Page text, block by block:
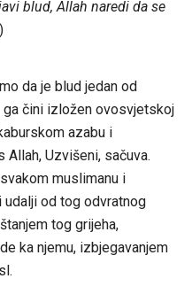
blud, Allah naredi da se
da je blud jedan od
ga čini izložen ovosvjetskoj
azabu i
Allah, Uzvišeni, sačuva.
muslimanu i
od tog odvratnog
tog grijeha,
ka njemu, izbjegavanjem